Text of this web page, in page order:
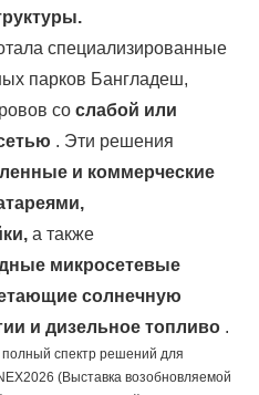
специализированные
парков Бангладеш,
со слабой или
. Эти решения
и коммерческие
а также
микросетевые
солнечную
и дизельное топливо .